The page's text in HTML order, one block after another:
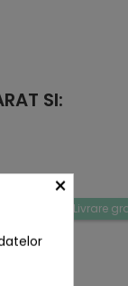
SI:
Livrare
×